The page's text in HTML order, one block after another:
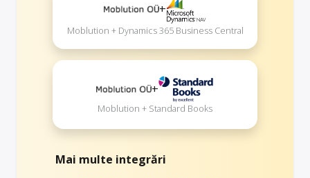
+
Moblution + Dynamics 365 Business Central
+
Moblution + Standard Books
Mai multe integrări